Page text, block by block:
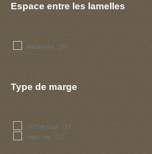
Espace entre les lamelles
espacees (1)
Type de marge
inflechie (1)
repliee (1)